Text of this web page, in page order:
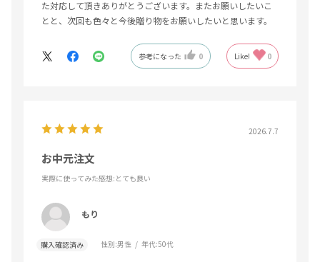
た対応して頂きありがとうございます。またお願いしたいこ
とと、次回も色々と今後贈り物をお願いしたいと思います。
参考になった 0 Like! 0
2026.7.7
お中元注文
実際に使ってみた感想:とても良い
もり
購入確認済み 性別:男性 年代:50代